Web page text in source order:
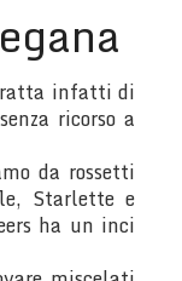
infatti di
senza ricorso a
da rossetti
Starlette e
ha un inci